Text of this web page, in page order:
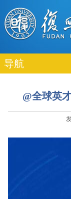
导航
@全球英